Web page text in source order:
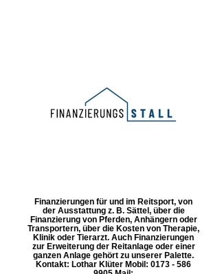
Finanzierungen für und im Reitsport, von
der Ausstattung z. B. Sättel, über die
Finanzierung von Pferden, Anhängern oder
Transportern, über die Kosten von Therapie,
Klinik oder Tierarzt. Auch Finanzierungen
zur Erweiterung der Reitanlage oder einer
ganzen Anlage gehört zu unserer Palette.
Kontakt: Lothar Klüter Mobil: 0173 - 586